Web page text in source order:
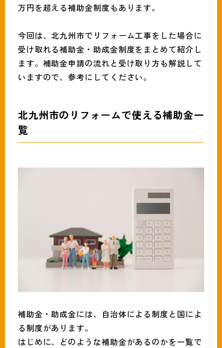
万円を超える補助金制度もあります。
今回は、北九州市でリフォーム工事をした場合に
受け取れる補助金・助成金制度をまとめて紹介し
ます。補助金申請の流れと受け取り方も解説して
いますので、参考にしてください。
北九州市のリフォームで使える補助金一
覧
補助金・助成金には、自治体による制度と国によ
る制度があります。
はじめに、どのような補助金があるのかを一覧で